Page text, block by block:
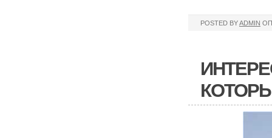
POSTED BYADMIN